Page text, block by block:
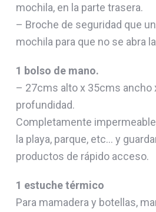
mochila, en la parte trasera.
– Broche de seguridad que
mochila para que no se abra
1 bolso de mano.
– 27cms alto x 35cms ancho
profundidad.
Completamente
la playa, parque, etc… y
productos de rápido acceso.
1 estuche térmico
Para mamadera y botellas,